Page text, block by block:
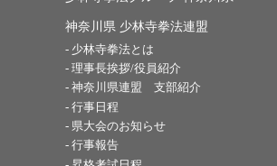
神奈川県 少林寺拳法連盟
少林寺拳法とは
理事長挨拶/役員紹介
神奈川県連盟 支部紹介
行事日程
県大会のお知らせ
行事報告